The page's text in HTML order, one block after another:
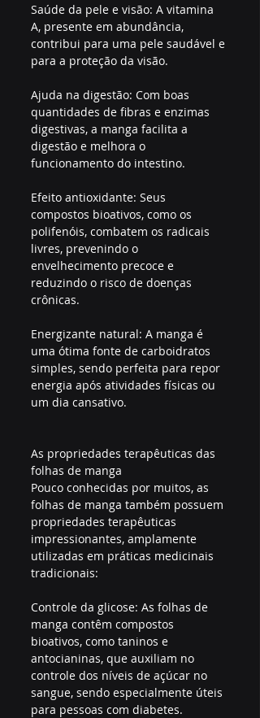
Saúde da pele e visão: A vitamina
A, presente em abundância,
contribui para uma pele saudável e
para a proteção da visão.
Ajuda na digestão: Com boas
quantidades de fibras e enzimas
digestivas, a manga facilita a
digestão e melhora o
funcionamento do intestino.
Efeito antioxidante: Seus
compostos bioativos, como os
polifenóis, combatem os radicais
livres, prevenindo o
envelhecimento precoce e
reduzindo o risco de doenças
crônicas.
Energizante natural: A manga é
uma ótima fonte de carboidratos
simples, sendo perfeita para repor
energia após atividades físicas ou
um dia cansativo.
As propriedades terapêuticas das
folhas de manga
Pouco conhecidas por muitos, as
folhas de manga também possuem
propriedades terapêuticas
impressionantes, amplamente
utilizadas em práticas medicinais
tradicionais:
Controle da glicose: As folhas de
manga contêm compostos
bioativos, como taninos e
antocianinas, que auxiliam no
controle dos níveis de açúcar no
sangue, sendo especialmente úteis
para pessoas com diabetes.